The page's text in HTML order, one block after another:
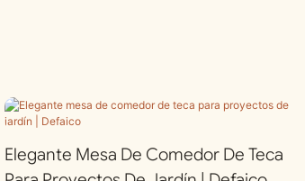
Elegante Mesa De Comedor De Teca